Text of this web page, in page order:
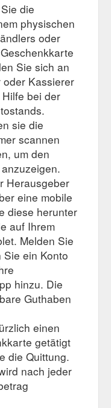
die
physischen
oder
Sie sich an
Kassierer
bei der
sie die
scannen
um den
Herausgeber
eine mobile
diese herunter
auf Ihrem
Melden Sie
ein Konto
hinzu. Die
Guthaben
einen
getätigt
die Quittung.
nach jeder